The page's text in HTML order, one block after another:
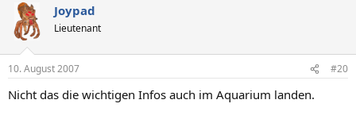
Joypad
Lieutenant
10. August 2007 #20
Nicht das die wichtigen Infos auch im Aquarium landen.